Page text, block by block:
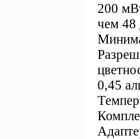
200
чем 48
0,45